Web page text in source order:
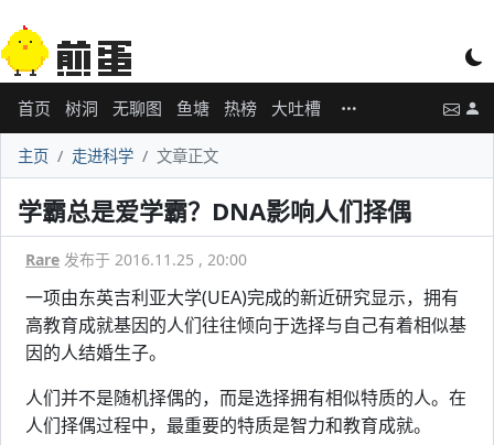
首页 树洞 无聊图 鱼塘 热榜 大吐槽
主页 走进科学 文章正文
学霸总是爱学霸？DNA影响人们择偶
Rare 发布于 2016.11.25 , 20:00
一项由东英吉利亚大学(UEA)完成的新近研究显示，拥有
高教育成就基因的人们往往倾向于选择与自己有着相似基
因的人结婚生子。
人们并不是随机择偶的，而是选择拥有相似特质的人。在
人们择偶过程中，最重要的特质是智力和教育成就。